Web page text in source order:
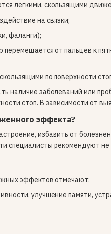
легкими, скользящими
на связки;
фаланги);
от пальцев к
по поверхности
наличие заболеваний или
стоп. В зависимости от
эффекта?
избавить от
специалисты рекомендуют
эффектов отмечают:
улучшение памяти,